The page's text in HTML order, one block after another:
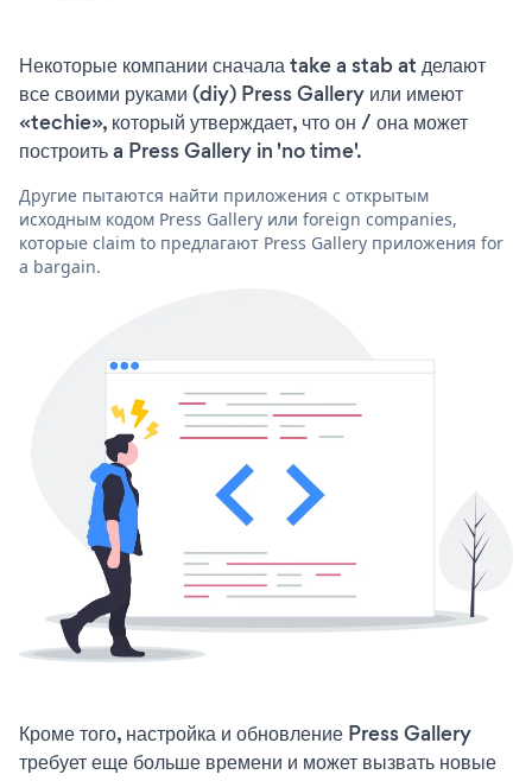
Некоторые компании сначала take a stab at делают
все своими руками (diy) Press Gallery или имеют
«techie», который утверждает, что он / она может
построить a Press Gallery in 'no time'.
Другие пытаются найти приложения с открытым
исходным кодом Press Gallery или foreign companies,
которые claim to предлагают Press Gallery приложения for
a bargain.
Кроме того, настройка и обновление Press Gallery
требует еще больше времени и может вызвать новые